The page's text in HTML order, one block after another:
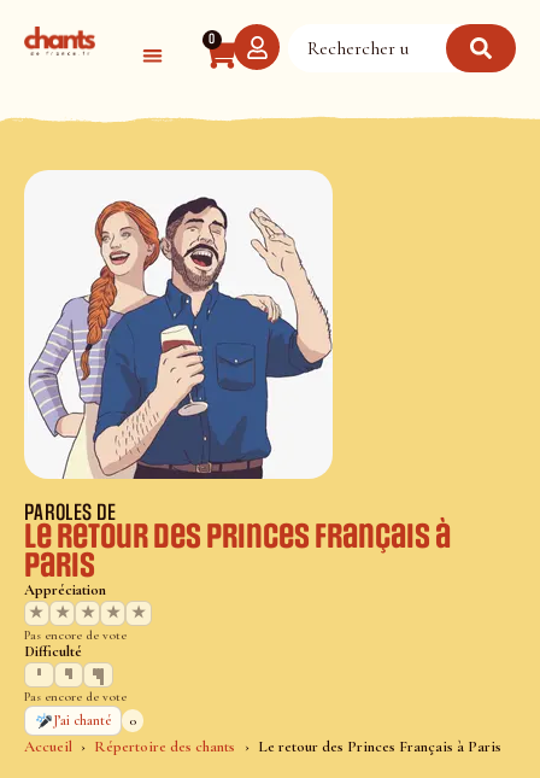
0
Accueil Répertoire des chants Le retour des Princes Français à Paris
PAROLES DE
Le retour des Princes Français à
Paris
Appréciation
★
★ ★ ★ ★
Pas encore de vote
Difficulté
Pas encore de vote
J’ai chanté
0